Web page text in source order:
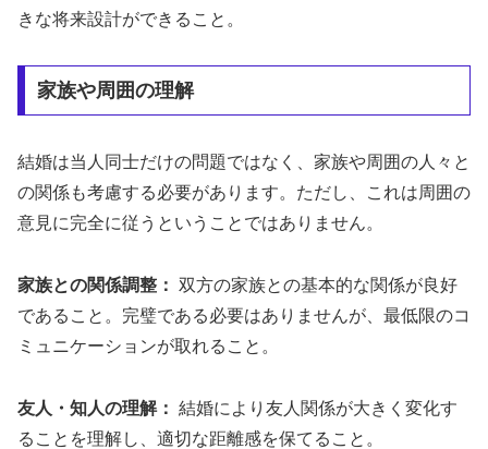
きな将来設計ができること。
家族や周囲の理解
結婚は当人同士だけの問題ではなく、家族や周囲の人々と
の関係も考慮する必要があります。ただし、これは周囲の
意見に完全に従うということではありません。
家族との関係調整： 双方の家族との基本的な関係が良好
であること。完璧である必要はありませんが、最低限のコ
ミュニケーションが取れること。
友人・知人の理解： 結婚により友人関係が大きく変化す
ることを理解し、適切な距離感を保てること。